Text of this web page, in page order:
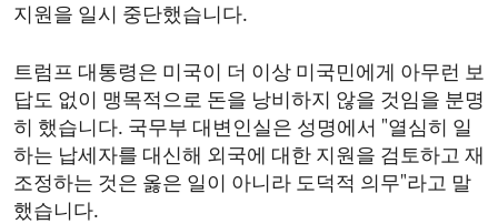
지원을 일시 중단했습니다.
트럼프 대통령은 미국이 더 이상 미국민에게 아무런 보
답도 없이 맹목적으로 돈을 낭비하지 않을 것임을 분명
히 했습니다. 국무부 대변인실은 성명에서 "열심히 일
하는 납세자를 대신해 외국에 대한 지원을 검토하고 재
조정하는 것은 옳은 일이 아니라 도덕적 의무"라고 말
했습니다.